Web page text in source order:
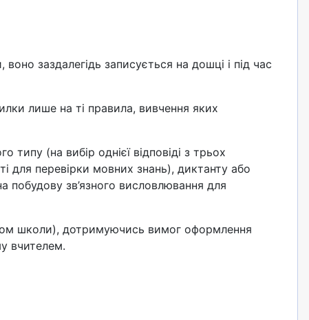
заздалегідь записується на дошці і під час
лише на ті правила, вивчення яких
(на вибір однієї відповіді з трьох
для перевірки мовних знань), диктанту або
побудову зв’язного висловлювання для
школи), дотримуючись вимог оформлення
вчителем.